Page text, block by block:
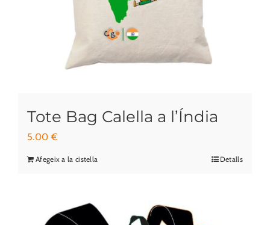
Tote Bag Calella a l’Índia
5.00€
Afegeix a la cistella Detalls